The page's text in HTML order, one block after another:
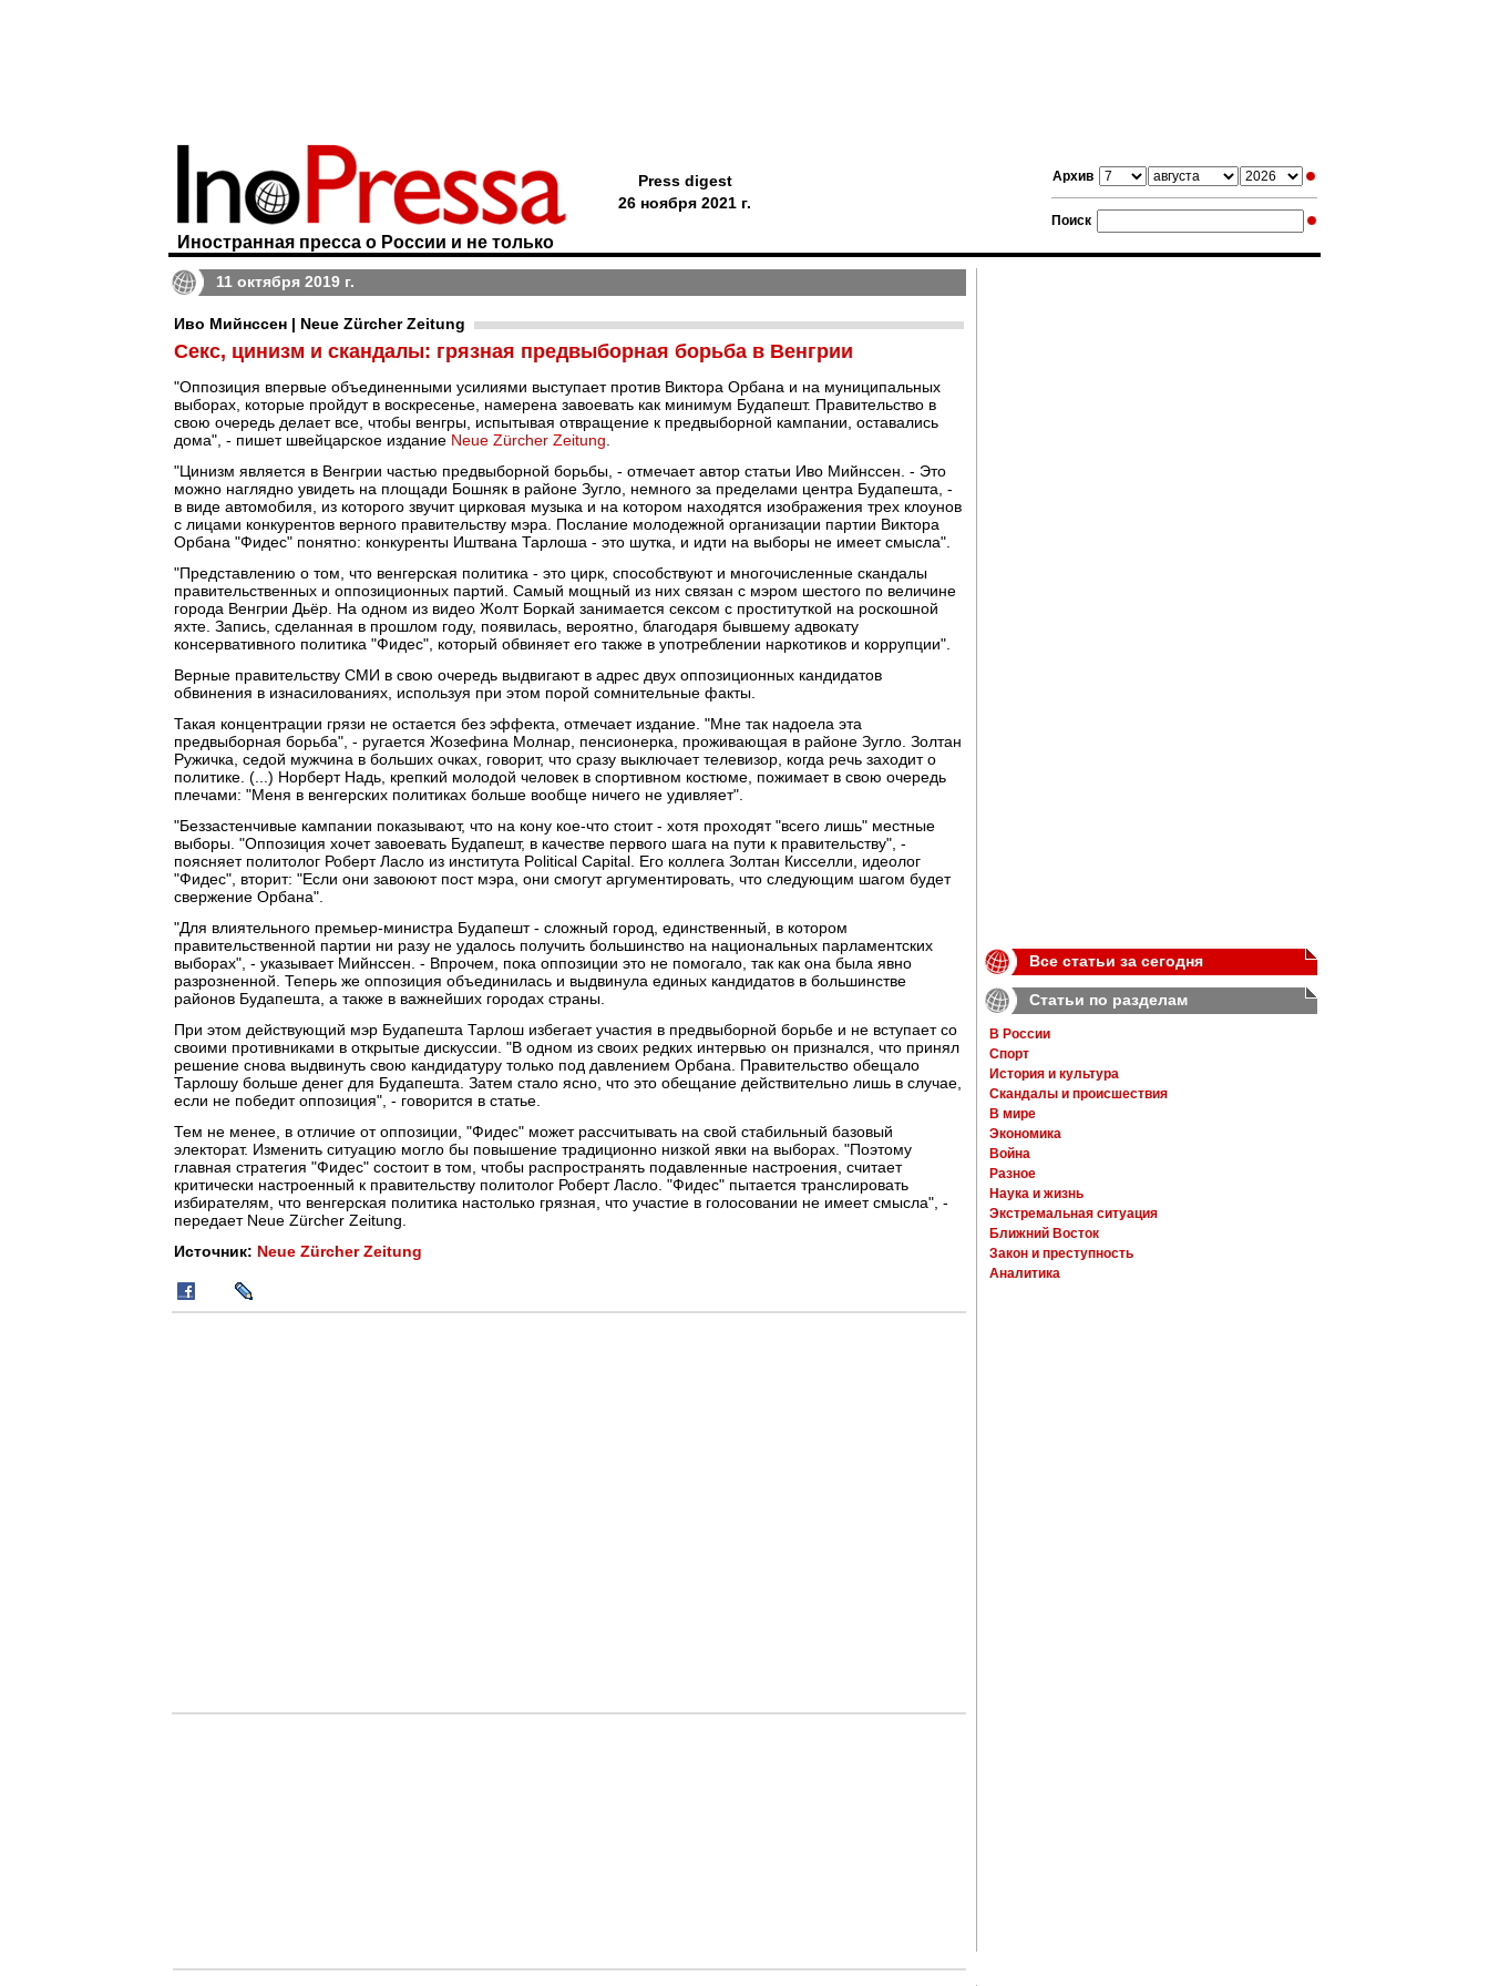
Архив
Поиск
Иностранная пресса о России и не только
Press digest
26 ноября 2021 г.
11 октября 2019 г.
Иво Мийнссен | Neue Zürcher Zeitung
Секс, цинизм и скандалы: грязная предвыборная борьба в Венгрии
"Оппозиция впервые объединенными усилиями выступает против Виктора Орбана и на муниципальных
выборах, которые пройдут в воскресенье, намерена завоевать как минимум Будапешт. Правительство в
свою очередь делает все, чтобы венгры, испытывая отвращение к предвыборной кампании, оставались
дома", - пишет швейцарское издание Neue Zürcher Zeitung
"Цинизм является в Венгрии частью предвыборной борьбы, - отмечает автор статьи Иво Мийнссен. - Это
можно наглядно увидеть на площади Бошняк в районе Зугло, немного за пределами центра Будапешта, -
в виде автомобиля, из которого звучит цирковая музыка и на котором находятся изображения трех клоунов
с лицами конкурентов верного правительству мэра. Послание молодежной организации партии Виктора
Орбана "Фидес" понятно: конкуренты Иштвана Тарлоша - это шутка, и идти на выборы не имеет смысла".
"Представлению о том, что венгерская политика - это цирк, способствуют и многочисленные скандалы
правительственных и оппозиционных партий. Самый мощный из них связан с мэром шестого по величине
города Венгрии Дьёр. На одном из видео Жолт Боркай занимается сексом с проституткой на роскошной
яхте. Запись, сделанная в прошлом году, появилась, вероятно, благодаря бывшему адвокату
консервативного политика "Фидес", который обвиняет его также в употреблении наркотиков и коррупции".
Верные правительству СМИ в свою очередь выдвигают в адрес двух оппозиционных кандидатов
обвинения в изнасилованиях, используя при этом порой сомнительные факты.
Такая концентрации грязи не остается без эффекта, отмечает издание. "Мне так надоела эта
предвыборная борьба", - ругается Жозефина Молнар, пенсионерка, проживающая в районе Зугло. Золтан
Ружичка, седой мужчина в больших очках, говорит, что сразу выключает телевизор, когда речь заходит о
политике. (...) Норберт Надь, крепкий молодой человек в спортивном костюме, пожимает в свою очередь
плечами: "Меня в венгерских политиках больше вообще ничего не удивляет".
"Беззастенчивые кампании показывают, что на кону кое-что стоит - хотя проходят "всего лишь" местные
выборы. "Оппозиция хочет завоевать Будапешт, в качестве первого шага на пути к правительству", -
поясняет политолог Роберт Ласло из института Political Capital. Его коллега Золтан Кисселли, идеолог
"Фидес", вторит: "Если они завоюют пост мэра, они смогут аргументировать, что следующим шагом будет
свержение Орбана".
"Для влиятельного премьер-министра Будапешт - сложный город, единственный, в котором
правительственной партии ни разу не удалось получить большинство на национальных парламентских
выборах", - указывает Мийнссен. - Впрочем, пока оппозиции это не помогало, так как она была явно
разрозненной. Теперь же оппозиция объединилась и выдвинула единых кандидатов в большинстве
районов Будапешта, а также в важнейших городах страны.
При этом действующий мэр Будапешта Тарлош избегает участия в предвыборной борьбе и не вступает со
своими противниками в открытые дискуссии. "В одном из своих редких интервью он признался, что принял
решение снова выдвинуть свою кандидатуру только под давлением Орбана. Правительство обещало
Тарлошу больше денег для Будапешта. Затем стало ясно, что это обещание действительно лишь в случае,
если не победит оппозиция", - говорится в статье.
Тем не менее, в отличие от оппозиции, "Фидес" может рассчитывать на свой стабильный базовый
электорат. Изменить ситуацию могло бы повышение традиционно низкой явки на выборах. "Поэтому
главная стратегия "Фидес" состоит в том, чтобы распространять подавленные настроения, считает
критически настроенный к правительству политолог Роберт Ласло. "Фидес" пытается транслировать
избирателям, что венгерская политика настолько грязная, что участие в голосовании не имеет смысла", -
передает Neue Zürcher Zeitung.
Источник: Neue Zürcher Zeitung
Все статьи за сегодня
Статьи по разделам
В России
Спорт
История и культура
Скандалы и происшествия
В мире
Экономика
Война
Разное
Наука и жизнь
Экстремальная ситуация
Ближний Восток
Закон и преступность
Аналитика